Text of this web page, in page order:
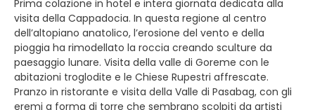
Prima colazione in hotel e intera giornata dedicata alla
visita della Cappadocia. In questa regione al centro
dell’altopiano anatolico, l’erosione del vento e della
pioggia ha rimodellato la roccia creando sculture da
paesaggio lunare. Visita della valle di Goreme con le
abitazioni troglodite e le Chiese Rupestri affrescate.
Pranzo in ristorante e visita della Valle di Pasabag, con gli
eremi a forma di torre che sembrano scolpiti da artisti